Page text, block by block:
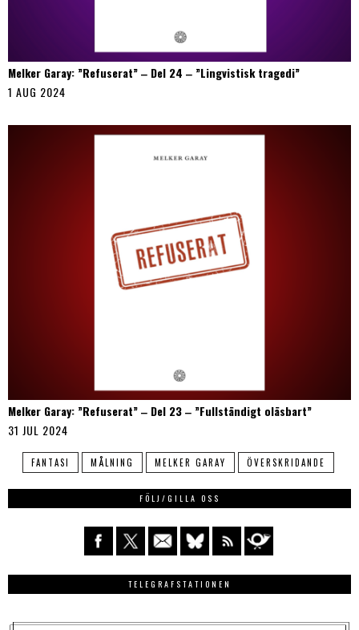
Melker Garay: ”Refuserat” ‒ Del 24 ‒ ”Lingvistisk tragedi”
1 AUG 2024
Melker Garay: ”Refuserat” ‒ Del 23 ‒ ”Fullständigt oläsbart”
31 JUL 2024
FANTASI MÅLNING MELKER GARAY ÖVERSKRIDANDE
FÖLJ/GILLA OSS
TELEGRAFSTATIONEN